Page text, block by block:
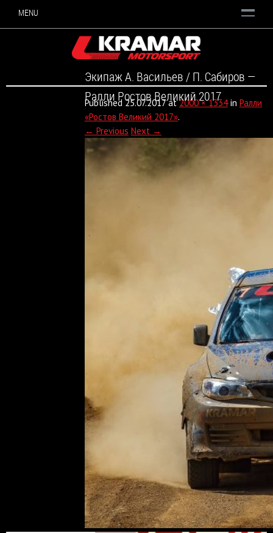
MENU
Экипаж А. Васильев / П. Сабиров —
Ралли Ростов Великий 2017
Published 25.07.2017at2000 × 1334in Ралли
«Ростов Великий 2017».
← Previous Next →